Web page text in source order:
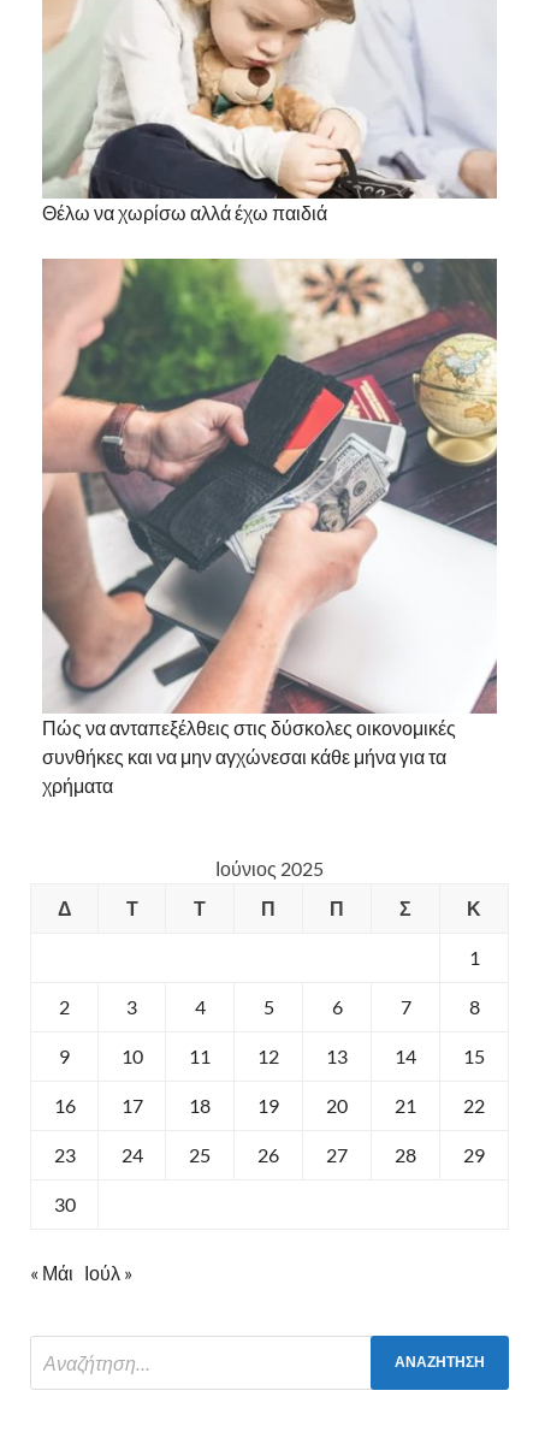
Θέλω να χωρίσω αλλά έχω παιδιά
Πώς να ανταπεξέλθεις στις δύσκολες οικονομικές
συνθήκες και να μην αγχώνεσαι κάθε μήνα για τα
χρήματα
Ιούνιος 2025
Δ
Τ Τ Π Π Σ Κ
1
2 3 4 5 6 7 8
9 10 11 12 13 14 15
16 17 18 19 20 21 22
23 24 25 26 27 28 29
30
« Μάι Ιούλ »